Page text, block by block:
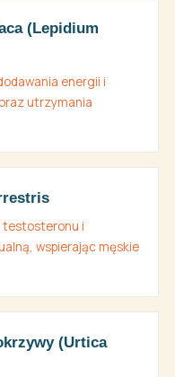
(Lepidium
energii i
utrzymania
testosteronu i
wspierając męskie
(Urtica